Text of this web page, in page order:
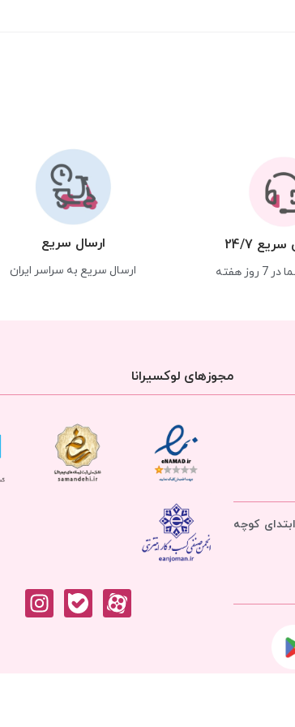
24/7
هفته
ارسال سریع
ارسال سریع به سراسر ایران
کوچه
مجوزهای لوکسیرانا